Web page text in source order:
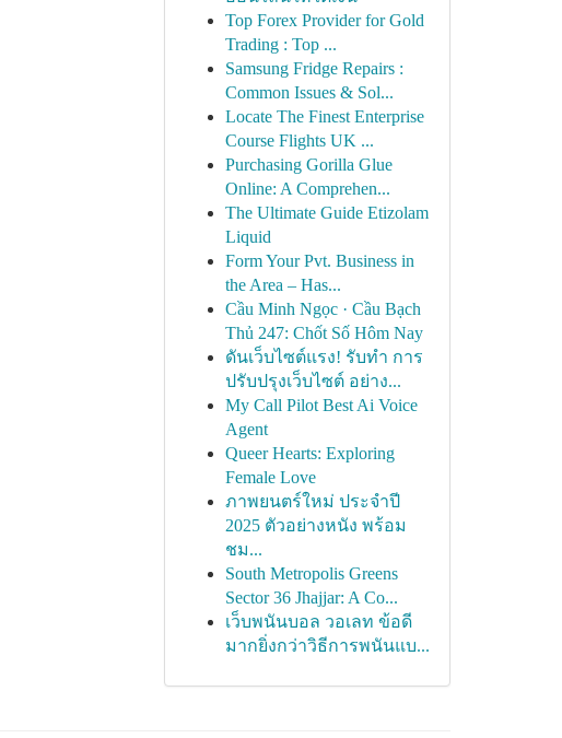
Top Forex Provider for Gold
Trading : Top ...
Samsung Fridge Repairs :
Common Issues & Sol...
Locate The Finest Enterprise
Course Flights UK ...
Purchasing Gorilla Glue
Online: A Comprehen...
The Ultimate Guide Etizolam
Liquid
Form Your Pvt. Business in
the Area – Has...
Cầu Minh Ngọc · Cầu Bạch
Thủ 247: Chốt Số Hôm Nay
ดันเว็บไซต์แรง! รับทำ การ
ปรับปรุงเว็บไซต์ อย่าง...
My Call Pilot Best Ai Voice
Agent
Queer Hearts: Exploring
Female Love
ภาพยนตร์ใหม่ ประจำปี
2025 ตัวอย่างหนัง พร้อม
ชม...
South Metropolis Greens
Sector 36 Jhajjar: A Co...
เว็บพนันบอล วอเลท ข้อดี
มากยิ่งกว่าวิธีการพนันแบ...